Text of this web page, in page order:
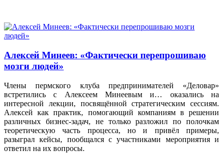
Алексей Минеев: «Фактически перепрошиваю
мозги людей»
Члены пермского клуба предпринимателей «Деловар»
встретились с Алексеем Минеевым и… оказались на
интересной лекции, посвящённой стратегическим сессиям.
Алексей как практик, помогающий компаниям в решении
различных бизнес-задач, не только разложил по полочкам
теоретическую часть процесса, но и привёл примеры,
разыграл кейсы, пообщался с участниками мероприятия и
ответил на их вопросы.